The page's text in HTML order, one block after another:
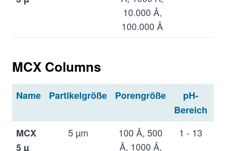
10.000 Å,
100.000 Å
5 µ
Å
10 µ
100.000 Å,
10.000.000 Å
N/A
MCX Columns
Name Partikelgröße Porengröße
pH-
Bereich
MCX
5 µ
5 µm
100 Å, 500
Å, 1000 Å,
1 - 13